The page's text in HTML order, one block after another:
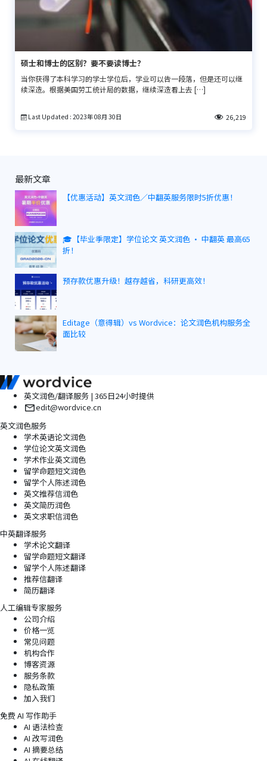
硕士和博士的区别？要不要读博士？
当你获得了本科学习的学士学位后，学业可以告一段落，但是还可以继
续深造。根据美国劳工统计局的数据，继续深造看上去 […]
Last Updated : 2023年 08月 30日 26,219
最新文章
【优惠活动】英文润色／中翻英服务限时5折优惠！
🎓【毕业季限定】学位论文 英文润色 · 中翻英 最高65
折！
预存款优惠升级！越存越省，科研更高效！
Editage（意得辑）vs Wordvice：论文润色机构服务全
面比较
英文润色/翻译服务 | 365日24小时提供
edit@wordvice.cn
英文润色服务
学术英语论文润色
学位论文英文润色
学术作业英文润色
留学命题短文润色
留学个人陈述润色
英文推荐信润色
英文简历润色
英文求职信润色
中英翻译服务
学术论文翻译
留学命题短文翻译
留学个人陈述翻译
推荐信翻译
简历翻译
人工编辑专家服务
公司介绍
价格一览
常见问题
机构合作
博客资源
服务条款
隐私政策
加入我们
免费 AI 写作助手
AI 语法检查
AI 改写润色
AI 摘要总结